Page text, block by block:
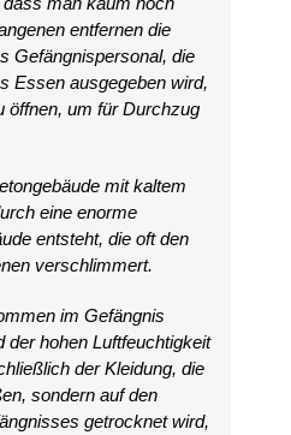
entfernen die
Gefängnispersonal, die
Essen ausgegeben wird,
öffnen, um für Durchzug
mit kaltem
eine enorme
entsteht, die oft den
verschlimmert.
im Gefängnis
der hohen Luftfeuchtigkeit
der Kleidung, die
sondern auf den
getrocknet wird,